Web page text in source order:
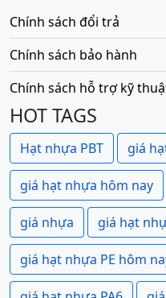
Chính sách đổi trả
Chính sách bảo hành
Chính sách hỗ trợ kỹ
HOT TAGS
Hạt nhựa PBT giá
giá hạt nhựa hôm nay
giá nhựa giá hạt
giá hạt nhựa PE hôm